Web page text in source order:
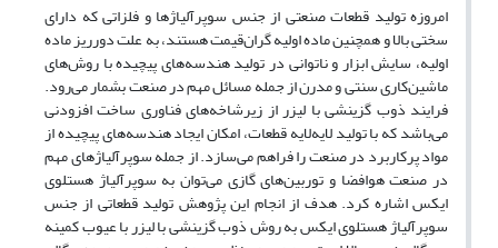
امروزه تولید قطعات صنعتی از جنس سوپرآلیاژها و فلزاتی که دارای
سختی بالا و همچنین ماده اولیه گران‌قیمت هستند، به علت دورریز ماده
اولیه، سایش ابزار و ناتوانی در تولید هندسه‌های پیچیده با روش‌های
ماشین‌کاری سنتی و مدرن از جمله مسائل مهم در صنعت بشمار می‌رود.
فرایند ذوب گزینشی با لیزر از زیرشاخه‌های فناوری ساخت افزودنی
می‌باشد که با تولید لایه‌لایه قطعات، امکان ایجاد هندسه‌های پیچیده از
مواد پرکاربرد در صنعت را فراهم می‌سازد. از جمله سوپرآلیاژ‌های مهم
در صنعت هوافضا و توربین‌های گازی می‌توان به سوپرآلیاژ هستلوی
ایکس اشاره کرد. هدف از انجام این پژوهش تولید قطعاتی از جنس
سوپر‌آلیاژ هستلوی ایکس به روش ذوب گزینشی با لیزر با عیوب کمینه